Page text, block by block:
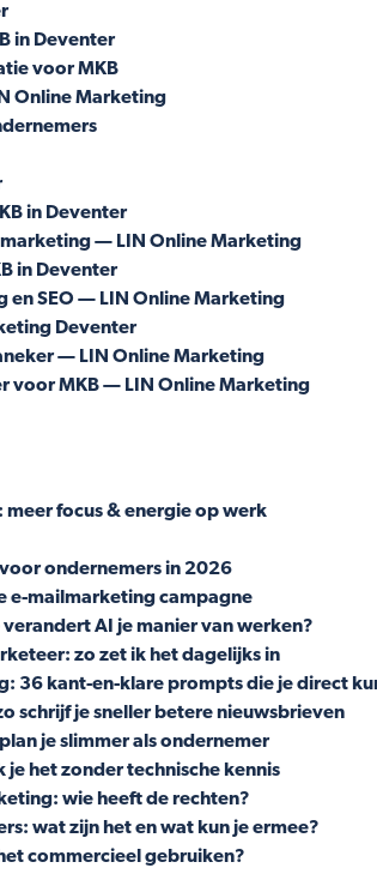
in Deventer
voor MKB
Online Marketing
in Deventer
— LIN Online Marketing
in Deventer
en SEO — LIN Online Marketing
Deventer
— LIN Online Marketing
voor MKB — LIN Online Marketing
focus & energie op werk
ondernemers in 2026
e-mailmarketing campagne
AI je manier van werken?
zo zet ik het dagelijks in
36 kant-en-klare prompts die je direct
schrijf je sneller betere nieuwsbrieven
je slimmer als ondernemer
je het zonder technische kennis
wie heeft de rechten?
wat zijn het en wat kun je ermee?
commercieel gebruiken?